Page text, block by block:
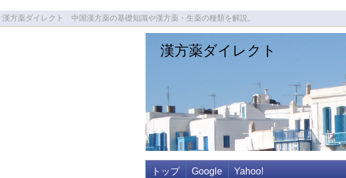
漢方薬ダイレクト 中国漢方薬の基礎知識や漢方薬・生薬の種類を解説。
漢方薬ダイレクト
トップ Google Yahoo!